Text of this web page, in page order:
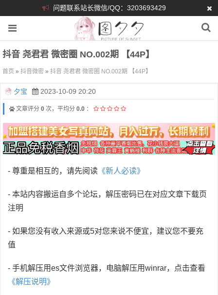
问题联系站长微信/QQ：3203693429
抖音 尧君君 微密圈 NO.002期 【44P】
首页 » 抖音微密 » 抖音 尧君君 微密圈 NO.002期 【44P】
夕宝 2023-10-09 20:20
文章评分 0 次，平均分 0.0 ：
- 尊重是相互的，请先阅读 《新人必读》
- 本站内容搬运自多个论坛，解压密码已在对应文章下载页
注明
- 如果您没有收入来源或5对您来说不便宜，建议您不要充
值
- 手机解压用es文件浏览器，电脑解压用winrar，点击查看
《解压说明》